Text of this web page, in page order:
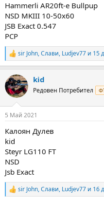
Hammerli AR20ft-e Bullpup
NSD MKIII 10-50x60
JSB Exact 0.547
PCP
R
e
c
t
i
s
sir John,Слави, Ludjev77 и 15
kid
Редовен Потребител
5 Май 2021
Калоян Дулев
kid
Steyr LG110 FT
NSD
Jsb Exact
R
sir John,Слави, Ludjev77 и 16